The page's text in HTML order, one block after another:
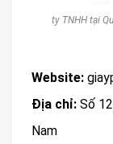
ty TNHH tại
Website:
Địa chỉ: Số
Nam